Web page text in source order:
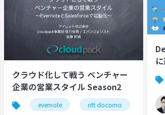
クラウド化して戦う ベンチャー
企業の営業スタイル Season2
evernote ntt docomo